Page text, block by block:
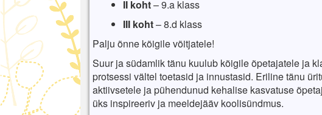
II koht– 9.a klass
III koht– 8.d klass
Palju õnne kõigile võitjatele!
Suur ja südamlik tänu kuulub kõigile õpetajatele ja
protsessi vältel toetasid ja innustasid. Eriline tänu
aktiivsetele ja pühendunud kehalise kasvatuse
üks inspireeriv ja meeldejääv koolisündmus.